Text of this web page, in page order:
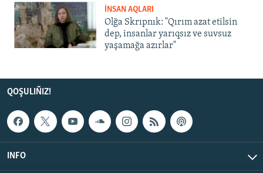
İNSAN AQLARI
Olğa Skrıpnık: "Qırım azat etilsin
dep, insanlar yarıqsız ve suvsuz
yaşamağa azırlar"
QOŞULIÑIZ!
INFO